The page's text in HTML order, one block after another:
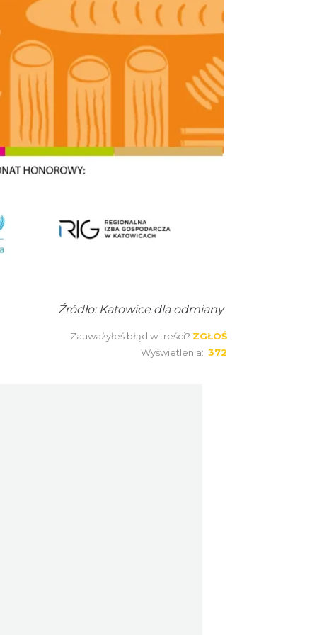
powrót do lat 2000
Katowice
2026-11-15
6.22 km
Poland Bachaturo Festiwal
Katowice
2026-08-14
6.33 km
17th WORLD BRIDGE SERIES
– Katowice 2026
Katowice
6.33 km
Skolimowskiej
Chorzów
Fajer Festiwal 2026
Źródło: Katowice dla odmiany
Zauważyłeś błąd w treści? ZGŁOŚ
Wyświetlenia: 372